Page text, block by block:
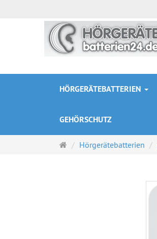
HÖRGERÄTEBATTERIEN
GEHÖRSCHUTZ
Startseite
Hörgerätebatterien